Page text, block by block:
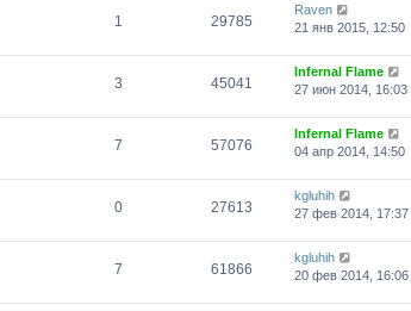
1 29785
Raven
21 янв 2015, 12:50
3 45041
Infernal Flame
27 июн 2014, 16:03
7 57076
Infernal Flame
04 апр 2014, 14:50
0 27613
kgluhih
27 фев 2014, 17:37
7 61866
kgluhih
20 фев 2014, 16:06